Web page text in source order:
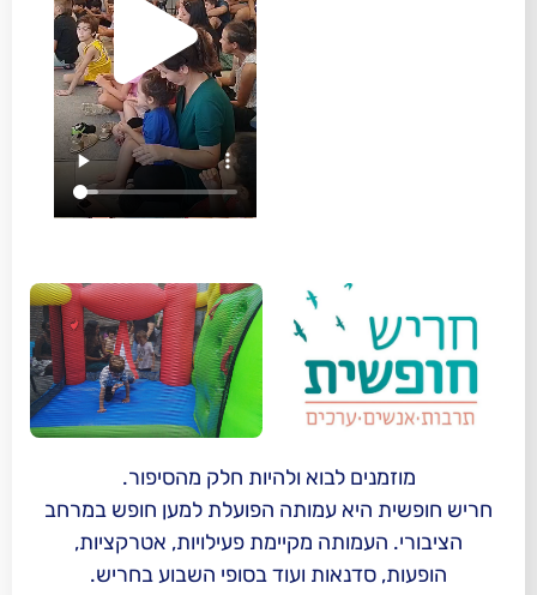
לבוא ולהיות חלק מהסיפור.
היא עמותה הפועלת למען חופש במרחב
מקיימת פעילויות, אטרקציות,
סדנאות ועוד בסופי השבוע בחריש.